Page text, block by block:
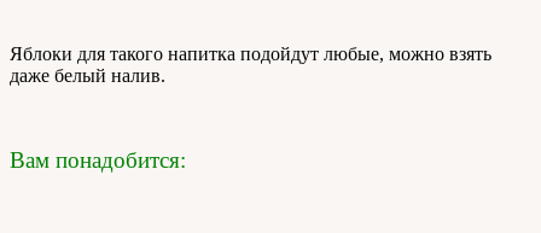
Яблоки для такого напитка подойдут любые, можно взять
даже белый налив.
Вам понадобится: